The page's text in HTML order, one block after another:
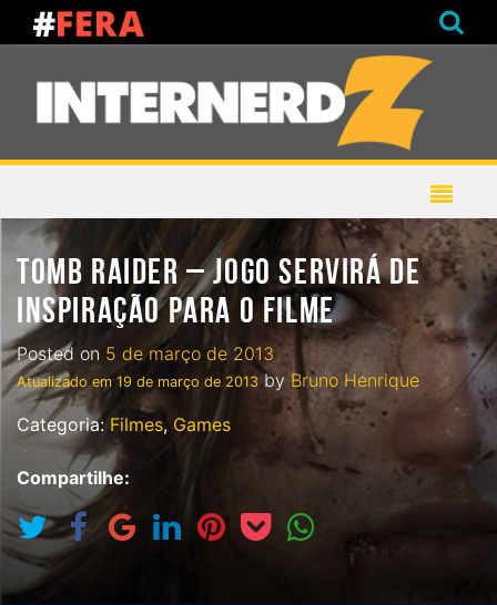
TOMB RAIDER – JOGO SERVIRÁ DE
INSPIRAÇÃO PARA O FILME
Posted on 5 de março de 2013
Atualizado em 19 de março de 2013by Bruno Henrique
Categoria: Filmes, Games
Compartilhe: